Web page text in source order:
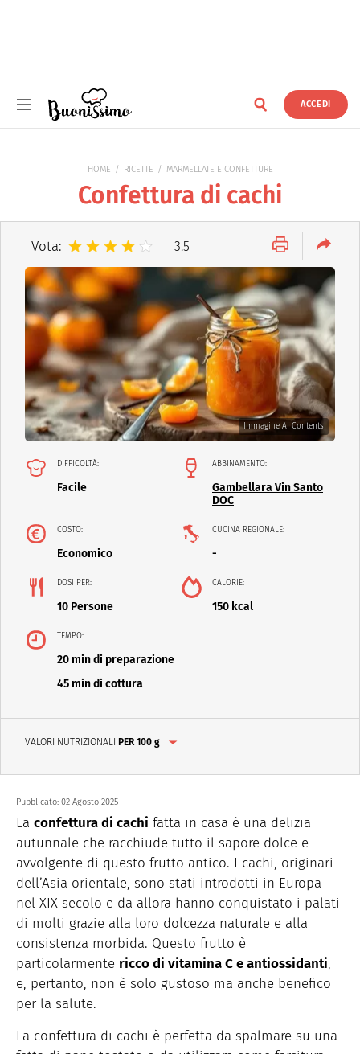
ACCEDI
HOME RICETTE MARMELLATE E CONFETTURE
Confettura di cachi
Vota: 3.5
Immagine AI Contents
DIFFICOLTÀ:
Facile
ABBINAMENTO:
Gambellara Vin Santo
DOC
COSTO:
Economico
CUCINA REGIONALE:
-
DOSI PER:
10 Persone
CALORIE:
150 kcal
TEMPO:
20 min di preparazione
45 min di cottura
VALORI NUTRIZIONALI PER 100 g
Pubblicato: 02 Agosto 2025
La confettura di cachi fatta in casa è una delizia
autunnale che racchiude tutto il sapore dolce e
avvolgente di questo frutto antico. I cachi, originari
dell’Asia orientale, sono stati introdotti in Europa
nel XIX secolo e da allora hanno conquistato i palati
di molti grazie alla loro dolcezza naturale e alla
consistenza morbida. Questo frutto è
particolarmente ricco di vitamina C e antiossidanti,
e, pertanto, non è solo gustoso ma anche benefico
per la salute.
La confettura di cachi è perfetta da spalmare su una